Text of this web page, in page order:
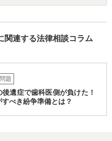
関連する法律相談コラム
題
遺症で歯科医側が負けた！
べき紛争準備とは？